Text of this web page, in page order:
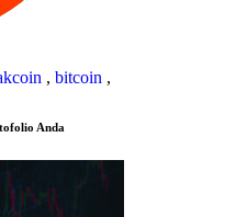
, bitcoin ,
Anda